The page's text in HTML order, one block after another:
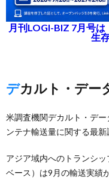
月刊LOGI-BIZ 7月号
生
デカルト・デ
米調査機関デカルト・デ
ンテナ輸送量に関する最新
アジア域内へのトランシ
ベース）は9月の輸送実績